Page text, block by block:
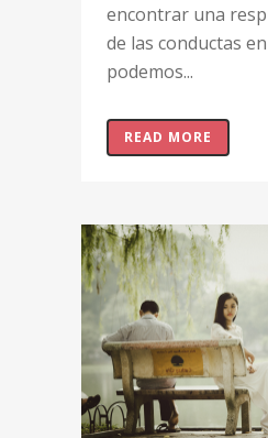
encontrar una
de las conductas
podemos...
READ MORE